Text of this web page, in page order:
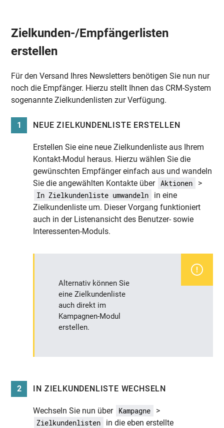
Zielkunden-/Empfängerlisten
erstellen
Für den Versand Ihres Newsletters benötigen Sie nun nur
noch die Empfänger. Hierzu stellt Ihnen das CRM-System
sogenannte Zielkundenlisten zur Verfügung.
1 NEUE ZIELKUNDENLISTE ERSTELLEN
Erstellen Sie eine neue Zielkundenliste aus Ihrem
Kontakt-Modul heraus. Hierzu wählen Sie die
gewünschten Empfänger einfach aus und wandeln
Sie die angewählten Kontakte über
Aktionen >
In Zielkundenliste umwandeln
in eine
Zielkundenliste um. Dieser Vorgang funktioniert
auch in der Listenansicht des Benutzer- sowie
Interessenten-Moduls.
Alternativ können Sie
eine Zielkundenliste
auch direkt im
Kampagnen-Modul
erstellen.
2 IN ZIELKUNDENLISTE WECHSELN
Wechseln Sie nun über Kampagne >
Zielkundenlisten
in die eben erstellte